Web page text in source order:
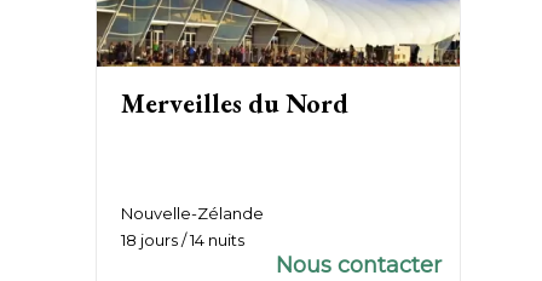
Merveilles du Nord
Nouvelle-Zélande
18 jours / 14 nuits
Nous contacter